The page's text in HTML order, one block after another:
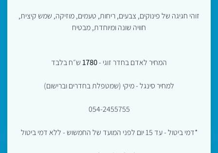
זוהי חגיגה של פינוקים, צבעים, ריחות, טעמים, מוזיקה, שמש קיצית,
חוויה שונה ומיוחדת, מבטיח
המחיר לאדם בחדר זוגי -1780ש״ח בלבד
למחיר סינגל - מיקי (שמטפלת בחדרים וברישום)
054-2455755
*דמי ביטול - עד 15 יום לפני המועד של החמשוש - ללא דמי ביטול